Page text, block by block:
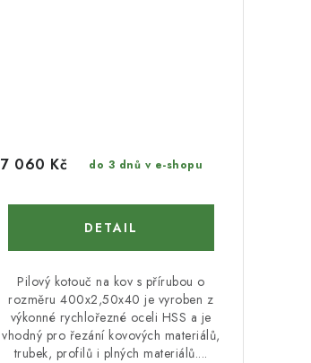
do 3 dnů v e-shopu
7 060 Kč
Pilový kotouč na kov s přírubou o
rozměru 400x2,50x40 je vyroben z
výkonné rychlořezné oceli HSS a je
vhodný pro řezání kovových materiálů,
trubek, profilů i plných materiálů....